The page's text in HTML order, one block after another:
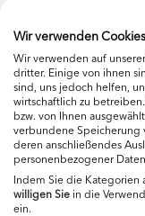
Ernährung
Produkte
Wir verwenden Cookies
Wir verwenden auf
dritter. Einige von ihnen
sind, uns jedoch helfen,
wirtschaftlich zu
bzw. von Ihnen
verbundene Speicherung
deren anschließendes
personenbezogener
Indem Sie die Kategorien
willigenSie in die
ein.